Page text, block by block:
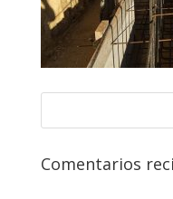
Comentarios